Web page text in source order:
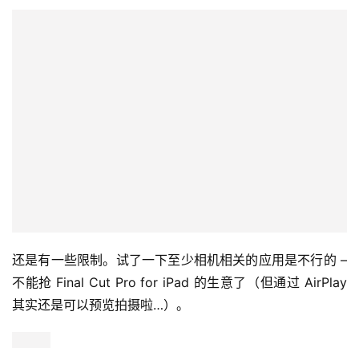
还是有一些限制。试了一下至少相机相关的应用是不行的 –
不能抢 Final Cut Pro for iPad 的生意了（但通过 AirPlay
其实还是可以预览拍摄啦…）。